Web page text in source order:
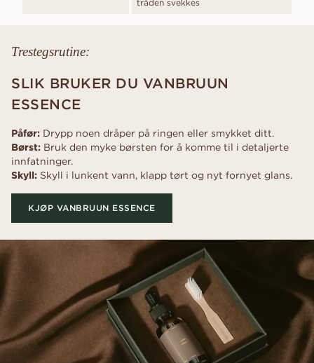
tråden svekkes
Trestegsrutine:
SLIK BRUKER DU VANBRUUN
ESSENCE
Påfør: Drypp noen dråper på ringen eller smykket ditt.
Børst: Bruk den myke børsten for å komme til i detaljerte
innfatninger.
Skyll: Skyll i lunkent vann, klapp tørt og nyt fornyet glans.
KJØP VANBRUUN ESSENCE